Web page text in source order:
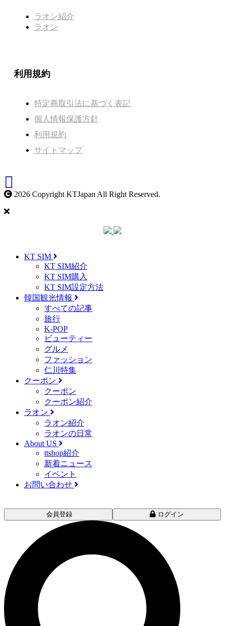
ラオン紹介
ラオン
利用規約
特定商取引法に基づく表記
個人情報保護方針
利用規約
サイトマップ
2026 Copyright KTJapan All Right Reserved.
KT SIM
KT SIM紹介
KT SIM購入
KT SIM設定方法
韓国観光情報
すべての記事
旅行
K-POP
ビューティー
グルメ
ファッション
仁川特集
クーポン
クーポン
クーポン紹介
ラオン
ラオン紹介
ラオンの日常
About US
ttshop紹介
新着ニュース
イベント
お問い合わせ
会員登録 ログイン